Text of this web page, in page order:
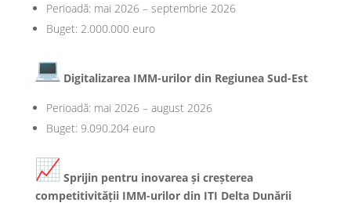
Perioadă: mai 2026 – septembrie 2026
Buget: 2.000.000 euro
Digitalizarea IMM-urilor din Regiunea Sud-Est
Perioadă: mai 2026 – august 2026
Buget: 9.090.204 euro
Sprijin pentru inovarea și creșterea
competitivității IMM-urilor din ITI Delta Dunării